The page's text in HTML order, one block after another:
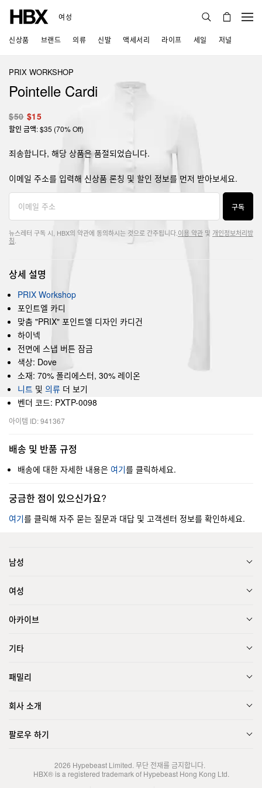
여성
신상품 브랜드 의류 신발 액세서리 라이프 세일 저널
PRIX WORKSHOP
Pointelle Cardi
$50 $15
할인 금액: $35 (70% Off)
죄송합니다, 해당 상품은 품절되었습니다.
이메일 주소를 입력해 신상품 론칭 및 할인 정보를 먼저 받아보세요.
구독
뉴스레터 구독 시, HBX의 약관에 동의하시는 것으로 간주됩니다. 이용 약관 및 개인정보처리방
침
상세 설명
PRIX Workshop
포인트엘 카디
맞춤 "PRIX" 포인트엘 디자인 카디건
하이넥
전면에 스냅 버튼 잠금
색상: Dove
소재: 70% 폴리에스터, 30% 레이온
니트 및 의류 더 보기
벤더 코드: PXTP-0098
아이템 ID: 941367
배송 및 반품 규정
배송에 대한 자세한 내용은 여기를 클릭하세요.
궁금한 점이 있으신가요?
여기를 클릭해 자주 묻는 질문과 대답 및 고객센터 정보를 확인하세요.
남성
여성
아카이브
기타
패밀리
회사 소개
팔로우 하기
2026 Hypebeast Limited. 무단 전재를 금지합니다.
HBX® is a registered trademark of Hypebeast Hong Kong Ltd.